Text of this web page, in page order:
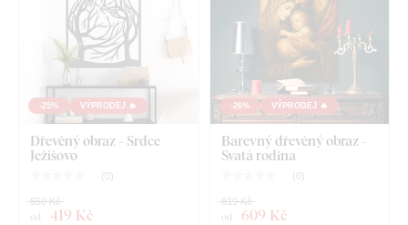
-25% VÝPRODEJ 🔥
Dřevěný obraz - Srdce
Ježíšovo
( 0)
od 419 Kč
559 Kč
-26% VÝPRODEJ 🔥
Barevný dřevěný obraz -
Svatá rodina
( 0)
od 609 Kč
819 Kč